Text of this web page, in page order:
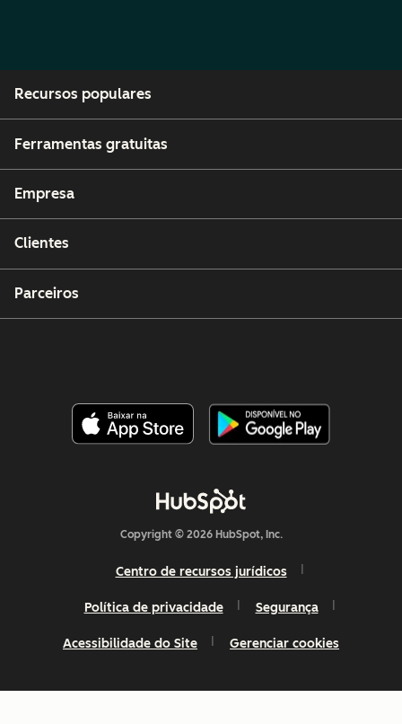
Recursos populares
Ferramentas gratuitas
Empresa
Clientes
Parceiros
Copyright © 2026 HubSpot, Inc.
Centro de recursos jurídicos
Política de privacidade Segurança
Acessibilidade do Site Gerenciar cookies